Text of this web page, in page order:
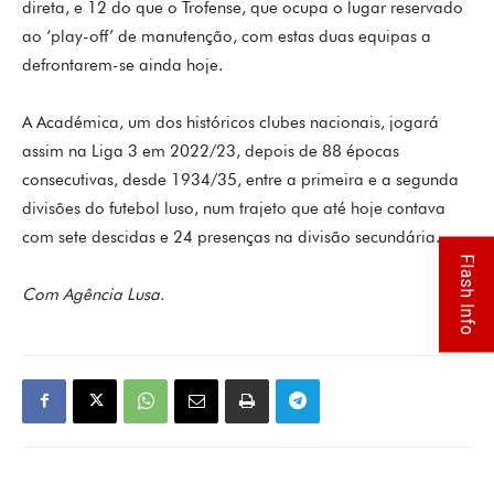
direta, e 12 do que o Trofense, que ocupa o lugar reservado
ao ‘play-off’ de manutenção, com estas duas equipas a
defrontarem-se ainda hoje.
A Académica, um dos históricos clubes nacionais, jogará
assim na Liga 3 em 2022/23, depois de 88 épocas
consecutivas, desde 1934/35, entre a primeira e a segunda
divisões do futebol luso, num trajeto que até hoje contava
com sete descidas e 24 presenças na divisão secundária.
Com Agência Lusa. Flash Info